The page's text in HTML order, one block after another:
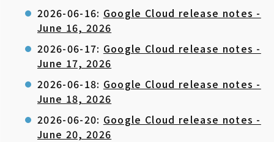
2026-06-16: Google Cloud release notes -
June 16, 2026
2026-06-17: Google Cloud release notes -
June 17, 2026
2026-06-18: Google Cloud release notes -
June 18, 2026
2026-06-20: Google Cloud release notes -
June 20, 2026